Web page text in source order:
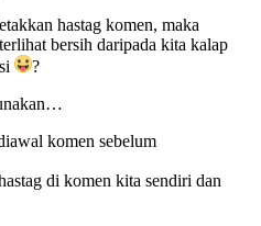
hastag komen, maka
bersih daripada kita kalap
?
komen sebelum
di komen kita sendiri dan